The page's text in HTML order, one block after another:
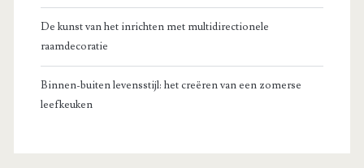
De kunst van het inrichten met multidirectionele
raamdecoratie
Binnen-buiten levensstijl: het creëren van een zomerse
leefkeuken